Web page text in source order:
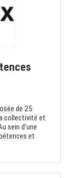
de 25
collectivité et
sein d’une
et